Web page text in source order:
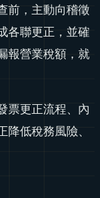
前，主動向稽徵
各聯更正，並確
報營業稅額，就
票更正流程、內
低稅務風險、